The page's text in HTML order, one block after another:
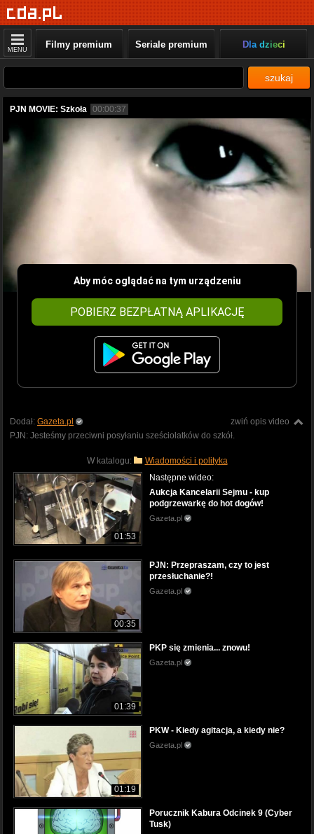
MENU Filmy premium Seriale premium Dla dzieci
szukaj
PJN MOVIE: Szkoła 00:00:37
Aby móc oglądać na tym urządzeniu
POBIERZ BEZPŁATNĄ APLIKACJĘ
zwiń opis video
Dodał: Gazeta.pl
PJN: Jesteśmy przeciwni posyłaniu sześciolatków do szkół.
W katalogu: Wiadomości i polityka
01:53
Następne wideo:
Aukcja Kancelarii Sejmu - kup
podgrzewarkę do hot dogów!
Gazeta.pl
00:35
PJN: Przepraszam, czy to jest
przesłuchanie?!
Gazeta.pl
01:39
PKP się zmienia... znowu!
Gazeta.pl
01:19
PKW - Kiedy agitacja, a kiedy nie?
Gazeta.pl
Porucznik Kabura Odcinek 9 (Cyber
Tusk)